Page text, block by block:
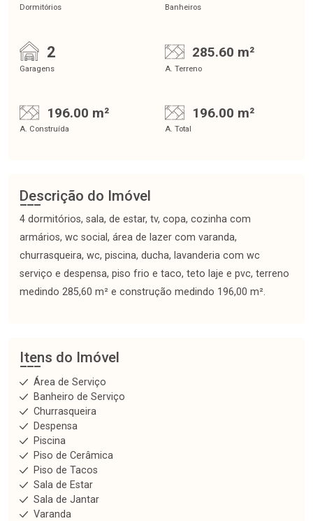
Dormitórios Banheiros
2
Garagens
285.60 m²
A. Terreno
196.00 m²
A. Construída
196.00 m²
A. Total
Descrição do Imóvel
4 dormitórios, sala, de estar, tv, copa, cozinha com
armários, wc social, área de lazer com varanda,
churrasqueira, wc, piscina, ducha, lavanderia com wc
serviço e despensa, piso frio e taco, teto laje e pvc, terreno
medindo 285,60 m² e construção medindo 196,00 m².
Itens do Imóvel
Área de Serviço
Banheiro de Serviço
Churrasqueira
Despensa
Piscina
Piso de Cerâmica
Piso de Tacos
Sala de Estar
Sala de Jantar
Varanda